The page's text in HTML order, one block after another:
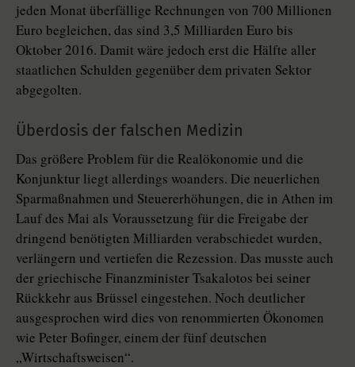
jeden Monat überfällige Rechnungen von 700 Millionen
Euro begleichen, das sind 3,5 Milliarden Euro bis
Oktober 2016. Damit wäre jedoch erst die Hälfte aller
staatlichen Schulden gegenüber dem privaten Sektor
abgegolten.
Überdosis der falschen Medizin
Das größere Problem für die Realökonomie und die
Konjunktur liegt allerdings woanders. Die neuerlichen
Sparmaßnahmen und Steuererhöhungen, die in Athen im
Lauf des Mai als Voraussetzung für die Freigabe der
dringend benötigten Milliarden verabschiedet wurden,
verlängern und vertiefen die Rezession. Das musste auch
der griechische Finanzminister Tsakalotos bei seiner
Rückkehr aus Brüssel eingestehen. Noch deutlicher
ausgesprochen wird dies von renommierten Ökonomen
wie Peter Bofinger, einem der fünf deutschen
„Wirtschaftsweisen“.